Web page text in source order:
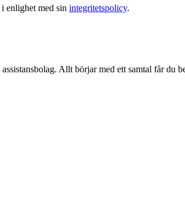
enlighet med sin integritetspolicy.
Allt börjar med ett samtal får du